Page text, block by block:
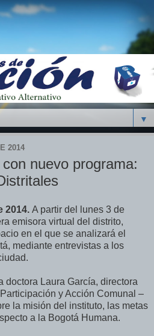
▼
2014
nuevo programa:
2014. A partir del lunes 3 de
emisora virtual del distrito,
en el que se analizará el
mediante entrevistas a los
doctora Laura García, directora
y Acción Comunal –
la misión del instituto, las metas
a la Bogotá Humana.